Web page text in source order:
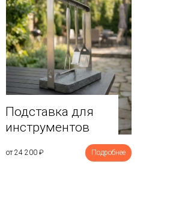
Подставка для
инструментов
от 24 200 ₽ Подробнее